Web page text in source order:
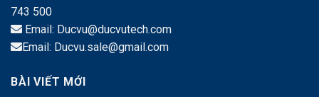
743 500
Email: Ducvu@ducvutech.com
Email: Ducvu.sale@gmail.com
BÀI VIẾT MỚI